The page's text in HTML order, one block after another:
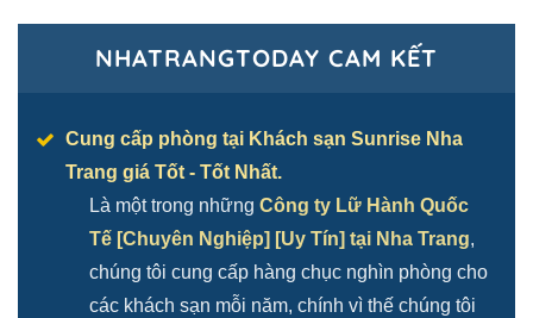
NHATRANGTODAY CAM KẾT
Cung cấp phòng tại Khách sạn Sunrise Nha
Trang giá Tốt - Tốt Nhất.
Là một trong những Công ty Lữ Hành Quốc
Tế [Chuyên Nghiệp] [Uy Tín] tại Nha Trang,
chúng tôi cung cấp hàng chục nghìn phòng cho
các khách sạn mỗi năm, chính vì thế chúng tôi